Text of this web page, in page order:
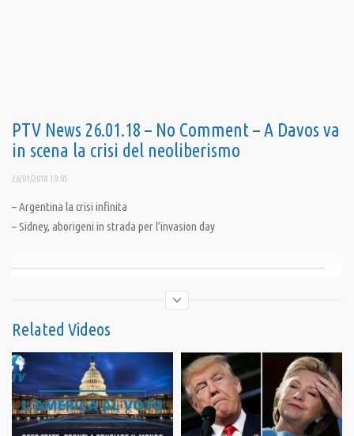
PTV News 26.01.18 – No Comment – A Davos va
in scena la crisi del neoliberismo
26/01/2018 19:05
– Argentina la crisi infinita
– Sidney, aborigeni in strada per l’invasion day
MILIONI DI OCCHI PER UN’ALTRA VISIONE DEL MONDO
Sostieni Pandora TV con un abbonamento mensile
Da ora puoi scegliere la tua informazione.
Indicazioni al link https://pandoratv.it/sostienici/
Sottoscrivi l’abbonamento a Pandora TV. Ora puoi decidere non solo se
Related Videos